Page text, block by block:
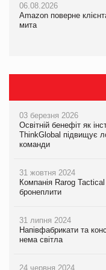
06.08.2026
Amazon поверне
мита
05.08.2026
Сергій Лісунов про
05.08.2026
У Євросоюзі набули
інтелекту
03 березня 2026
Освітній бенефіт як
ThinkGlobal підвищує
команди
31 жовтня 2024
Компанія Rarog Tactical
бронеплити
31 липня 2024
Напівфабрикати та
нема світла
24 червня 2024